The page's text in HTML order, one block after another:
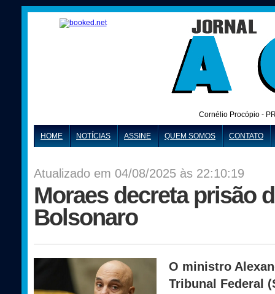
Cornélio Procópio -
HOME NOTÍCIAS ASSINE QUEM SOMOS CONTATO
Atualizado em 04/08/2025 às 22:10:19
Moraes decreta prisão
Bolsonaro
O ministro
Tribunal Federal